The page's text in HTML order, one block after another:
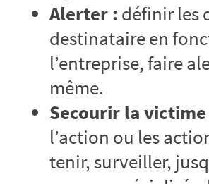
Alerter : définir les
destinataire en
l’entreprise, faire
même.
Secourir la
l’action ou les
tenir, surveiller,